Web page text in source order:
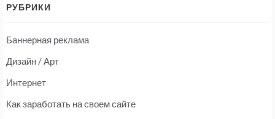
РУБРИКИ
Баннерная реклама
Дизайн / Арт
Интернет
Как заработать на своем сайте